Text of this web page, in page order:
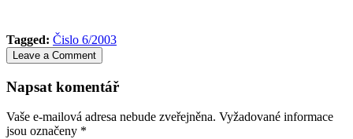
Tagged: Čislo 6/2003
Leave a Comment
Napsat komentář
Vaše e-mailová adresa nebude zveřejněna. Vyžadované informace
jsou označeny *